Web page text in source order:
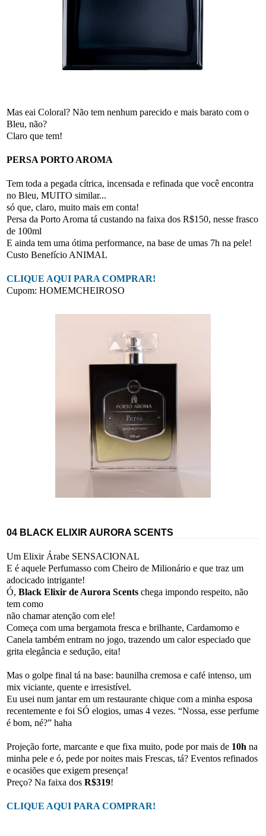
Mas eai Coloral? Não tem nenhum parecido e mais barato com o
Bleu, não?
Claro que tem!
PERSA PORTO AROMA
Tem toda a pegada cítrica, incensada e refinada que você encontra
no Bleu, MUITO similar...
só que, claro, muito mais em conta!
Persa da Porto Aroma tá custando na faixa dos R$150, nesse frasco
de 100ml
E ainda tem uma ótima performance, na base de umas 7h na pele!
Custo Benefício ANIMAL
CLIQUE AQUI PARA COMPRAR!
Cupom: HOMEMCHEIROSO
04 BLACK ELIXIR AURORA SCENTS
Um Elixir Árabe SENSACIONAL
E é aquele Perfumasso com Cheiro de Milionário e que traz um
adocicado intrigante!
Ó, Black Elixir de Aurora Scents chega impondo respeito, não
tem como
não chamar atenção com ele!
Começa com uma bergamota fresca e brilhante, Cardamomo e
Canela também entram no jogo, trazendo um calor especiado que
grita elegância e sedução, eita!
Mas o golpe final tá na base: baunilha cremosa e café intenso, um
mix viciante, quente e irresistível.
Eu usei num jantar em um restaurante chique com a minha esposa
recentemente e foi SÓ elogios, umas 4 vezes. “Nossa, esse perfume
é bom, né?” haha
Projeção forte, marcante e que fixa muito, pode por mais de 10h na
minha pele e ó, pede por noites mais Frescas, tá? Eventos refinados
e ocasiões que exigem presença!
Preço? Na faixa dos R$319!
CLIQUE AQUI PARA COMPRAR!